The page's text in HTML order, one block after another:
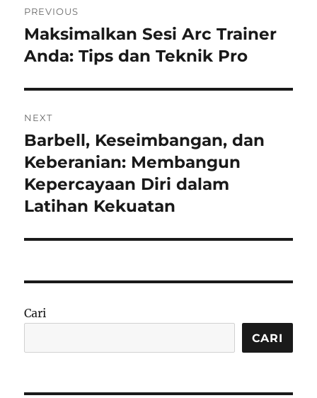
pos
PREVIOUS
Previous
post:
Maksimalkan Sesi Arc Trainer
Anda: Tips dan Teknik Pro
NEXT
Next
post:
Barbell, Keseimbangan, dan
Keberanian: Membangun
Kepercayaan Diri dalam
Latihan Kekuatan
Cari
CARI